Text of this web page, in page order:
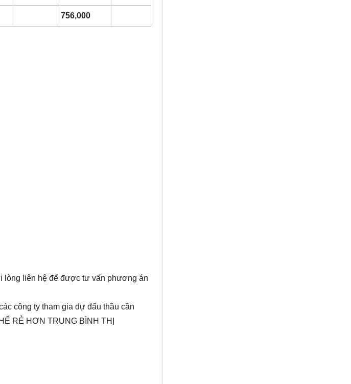
756,000
lòng liên hệ để được tư vấn phương án
công ty tham gia dự đấu thầu cần
RẺ HƠN TRUNG BÌNH THỊ